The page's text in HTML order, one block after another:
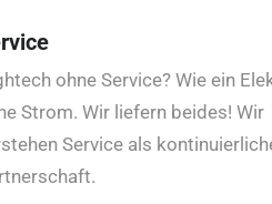
ohne Service? Wie ein
Strom. Wir liefern beides! Wir
Service als